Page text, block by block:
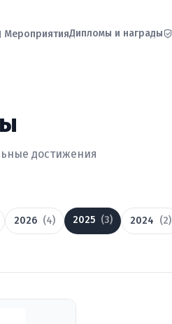
МероприятияДипломы и награды
достижения
2026 (4) 2025 (3) 2024 (2)